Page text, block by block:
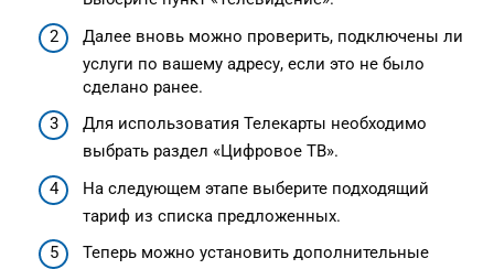
Далее вновь можно проверить, подключены ли
услуги по вашему адресу, если это не было
сделано ранее.
Для использоватия Телекарты необходимо
выбрать раздел «Цифровое ТВ».
На следующем этапе выберите подходящий
тариф из списка предложенных.
Теперь можно установить дополнительные